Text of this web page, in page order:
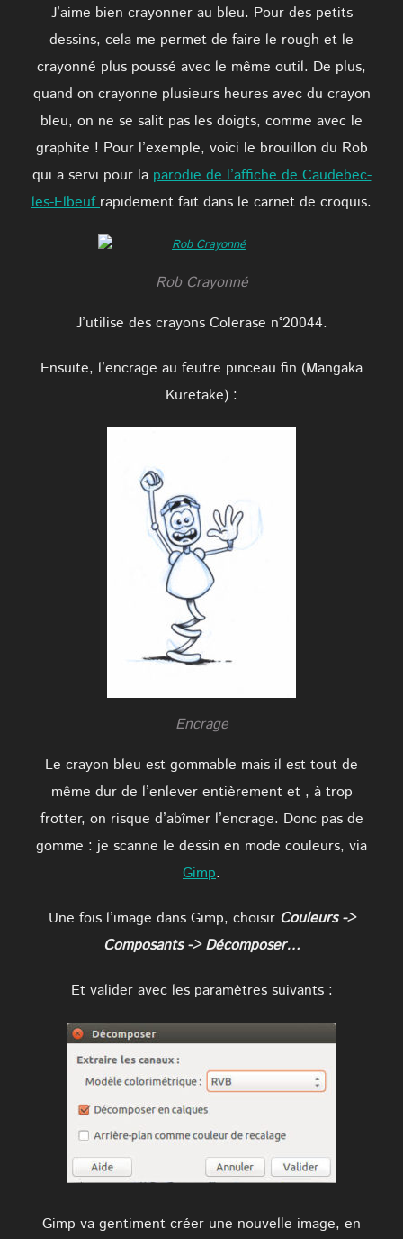
J’aime bien crayonner au bleu. Pour des petits
dessins, cela me permet de faire le rough et le
crayonné plus poussé avec le même outil. De plus,
quand on crayonne plusieurs heures avec du crayon
bleu, on ne se salit pas les doigts, comme avec le
graphite ! Pour l’exemple, voici le brouillon du Rob
qui a servi pour la parodie de l’affiche de Caudebec-
les-Elbeuf rapidement fait dans le carnet de croquis.
Rob Crayonné
J’utilise des crayons Colerase n°20044.
Ensuite, l’encrage au feutre pinceau fin (Mangaka
Kuretake) :
Encrage
Le crayon bleu est gommable mais il est tout de
même dur de l’enlever entièrement et , à trop
frotter, on risque d’abîmer l’encrage. Donc pas de
gomme : je scanne le dessin en mode couleurs, via
Gimp.
Une fois l’image dans Gimp, choisir Couleurs ->
Composants -> Décomposer…
Et valider avec les paramètres suivants :
Gimp va gentiment créer une nouvelle image, en